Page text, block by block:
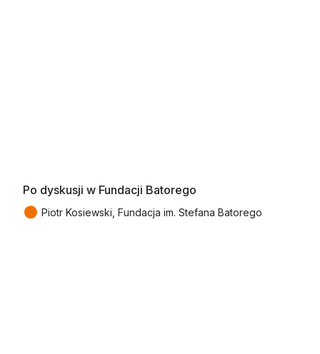
Po dyskusji w Fundacji Batorego
● Piotr Kosiewski, Fundacja im. Stefana Batorego